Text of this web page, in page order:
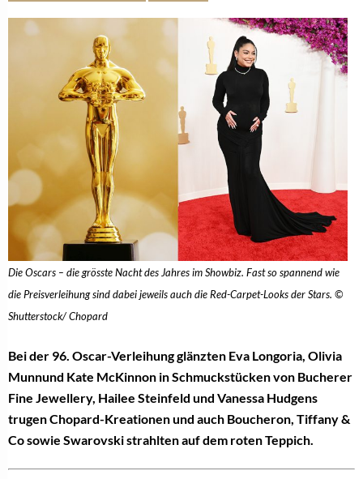
Die Oscars – die grösste Nacht des Jahres im Showbiz. Fast so spannend wie
die Preisverleihung sind dabei jeweils auch die Red-Carpet-Looks der Stars. ©
Shutterstock/ Chopard
Bei der 96. Oscar-Verleihung glänzten Eva Longoria, Olivia
Munnund Kate McKinnon in Schmuckstücken von Bucherer
Fine Jewellery, Hailee Steinfeld und Vanessa Hudgens
trugen Chopard-Kreationen und auch Boucheron, Tiffany &
Co sowie Swarovski strahlten auf dem roten Teppich.